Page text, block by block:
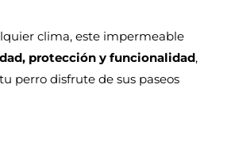
clima, este impermeable
protección y funcionalidad,
perro disfrute de sus paseos